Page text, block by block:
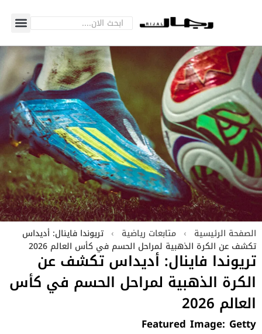
الصفحة الرئيسية › متابعات رياضية › تريوندا فاينال: أديداس
تكشف عن الكرة الذهبية لمراحل الحسم في كأس العالم 2026
تريوندا فاينال: أديداس تكشف عن
الكرة الذهبية لمراحل الحسم في كأس
العالم 2026
Featured Image: Getty